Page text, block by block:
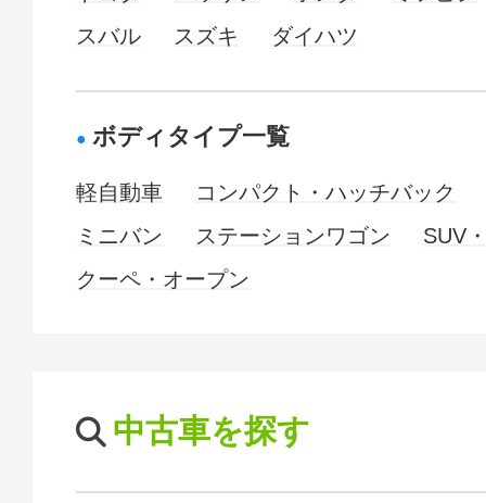
スバル
スズキ ダイハツ
ボディタイプ一覧
軽自動車
コンパクト・ハッチバック
ミニバン
ステーションワゴン
SUV
クーペ・オープン
中古車を探す